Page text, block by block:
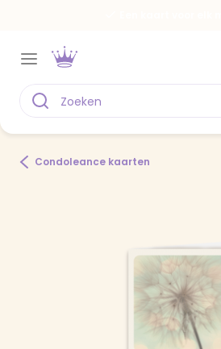
Condoleance kaarten